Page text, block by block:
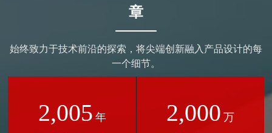
章
始终致力于技术前沿的探索，将尖端创新融入产品设计的每
一个细节。
2,005年 2,000万